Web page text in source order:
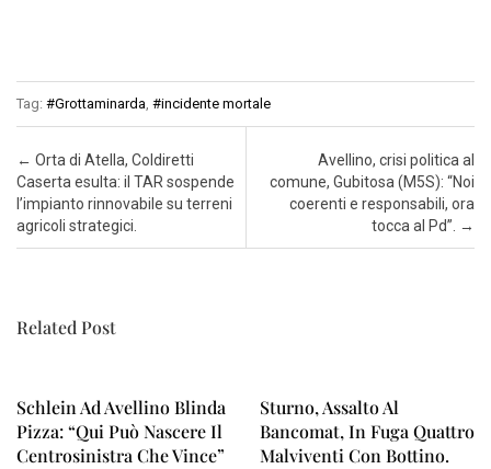
Tag: #Grottaminarda, #incidente mortale
Post navigation
← Orta di Atella, Coldiretti
Caserta esulta: il TAR sospende
l’impianto rinnovabile su terreni
agricoli strategici.
Avellino, crisi politica al
comune, Gubitosa (M5S): “Noi
coerenti e responsabili, ora
tocca al Pd”. →
Related Post
Schlein Ad Avellino Blinda
Pizza: “Qui Può Nascere Il
Centrosinistra Che Vince”
Sturno, Assalto Al
Bancomat, In Fuga Quattro
Malviventi Con Bottino.